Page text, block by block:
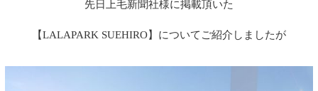
先日上毛新聞社様に掲載頂いた
【LALAPARK SUEHIRO】についてご紹介しましたが